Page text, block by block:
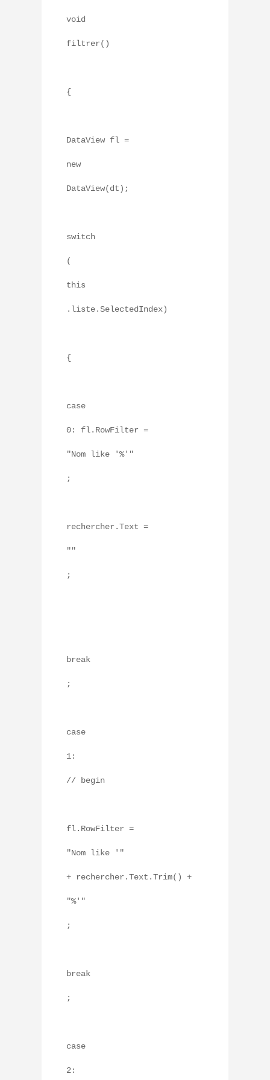
void
filtrer()
{
DataView fl =
new
DataView(dt);
switch
(
this
.liste.SelectedIndex)
{
case
0: fl.RowFilter =
"Nom like '%'"
;
rechercher.Text =
""
;
break
;
case
1:
// begin
fl.RowFilter =
"Nom like '"
+ rechercher.Text.Trim() +
"%'"
;
break
;
case
2: